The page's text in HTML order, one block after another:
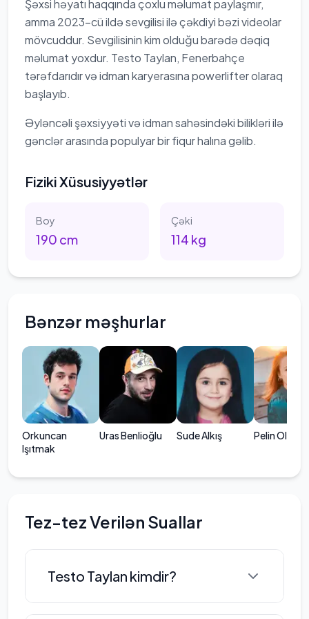
Şəxsi həyatı haqqında çoxlu məlumat paylaşmır,
amma 2023-cü ildə sevgilisi ilə çəkdiyi bəzi videolar
mövcuddur. Sevgilisinin kim olduğu barədə dəqiq
məlumat yoxdur. Testo Taylan, Fenerbahçe
tərəfdarıdır və idman karyerasına powerlifter olaraq
başlayıb.
Əyləncəli şəxsiyyəti və idman sahəsindəki bilikləri ilə
gənclər arasında populyar bir fiqur halına gəlib.
Fiziki Xüsusiyyətlər
Boy
190 cm
Çəki
114 kg
Bənzər məşhurlar
Orkuncan
Işıtmak
Uras Benlioğlu Sude Alkış Pelin Olgun
Tez-tez Verilən Suallar
Testo Taylan kimdir?